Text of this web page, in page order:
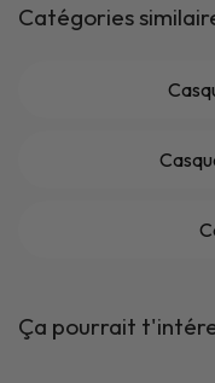
Catégories
Ça pourrait